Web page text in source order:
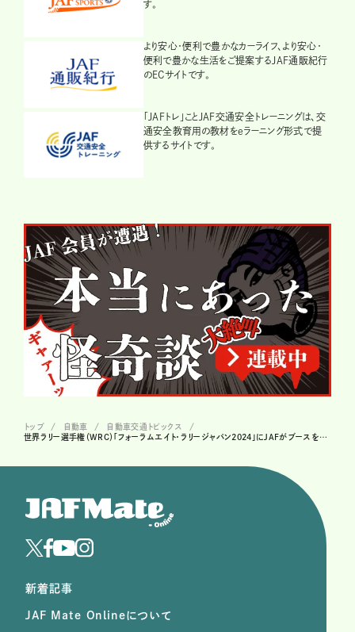
す。
より安心・便利で豊かなカーライフ、より安心・
便利で豊かな生活をご提案するJAF通販紀行
のECサイトです。
「JAFトレ」ことJAF交通安全トレーニングは、交
通安全教育用の教材をeラーニング形式で提
供するサイトです。
トップ 自動車
自動車交通トピックス
世界ラリー選手権（WRC）「フォーラムエイト・ラリージャパン2024」にJAFがブースを出展
新着記事
JAF Mate Onlineについて